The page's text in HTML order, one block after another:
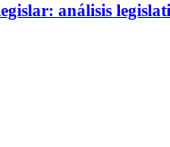
análisis